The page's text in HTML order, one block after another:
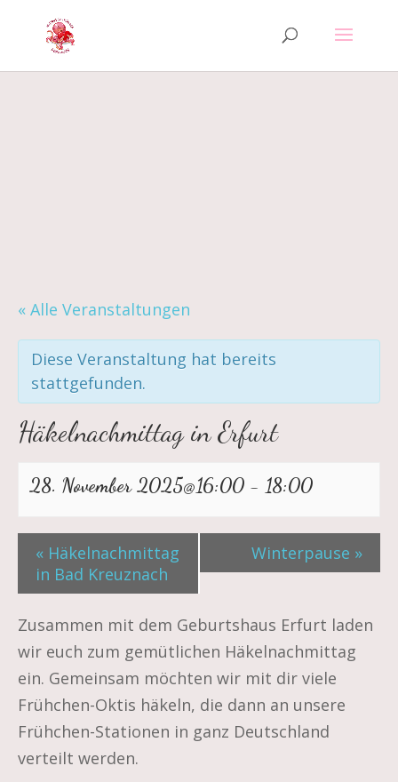
« Alle Veranstaltungen
Diese Veranstaltung hat bereits
stattgefunden.
Häkelnachmittag in Erfurt
28. November 2025@16:00 - 18:00
« Häkelnachmittag
in Bad Kreuznach
Winterpause »
Zusammen mit dem Geburtshaus Erfurt laden
wir euch zum gemütlichen Häkelnachmittag
ein. Gemeinsam möchten wir mit dir viele
Frühchen-Oktis häkeln, die dann an unsere
Frühchen-Stationen in ganz Deutschland
verteilt werden.